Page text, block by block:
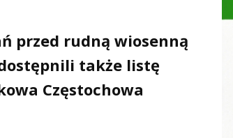
przed rudną wiosenną
także listę
Częstochowa